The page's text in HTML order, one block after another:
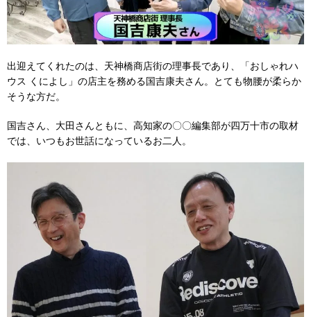
出迎えてくれたのは、天神橋商店街の理事長であり、「おしゃれハ
ウス くによし」の店主を務める国吉康夫さん。とても物腰が柔らか
そうな方だ。
国吉さん、大田さんともに、高知家の〇〇編集部が四万十市の取材
では、いつもお世話になっているお二人。